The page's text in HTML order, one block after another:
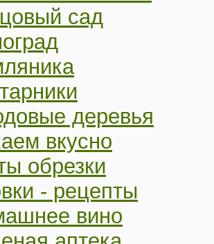
сад
деревья
вкусно
обрезки
- рецепты
вино